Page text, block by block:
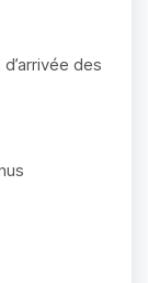
des